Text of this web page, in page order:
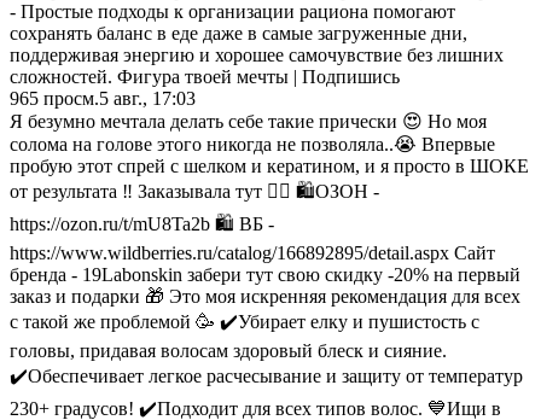
- Простые подходы к организации рациона помогают
сохранять баланс в еде даже в самые загруженные дни,
поддерживая энергию и хорошее самочувствие без лишних
сложностей. Фигура твоей мечты | Подпишись
965 просм.5 авг., 17:03
Я безумно мечтала делать себе такие прически 😍 Но моя
солома на голове этого никогда не позволяла..😭 Впервые
пробую этот спрей с шелком и кератином, и я просто в ШОКЕ
от результата ‼️ Заказывала тут 👇🏼 🛍️ОЗОН -
https://ozon.ru/t/mU8Ta2b 🛍️ ВБ -
https://www.wildberries.ru/catalog/166892895/detail.aspx Сайт
бренда - 19Labonskin забери тут свою скидку -20% на первый
заказ и подарки 🎁 Это моя искренняя рекомендация для всех
с такой же проблемой 🥳 ✔️Убирает елку и пушистость с
головы, придавая волосам здоровый блеск и сияние.
✔️Обеспечивает легкое расчесывание и защиту от температур
230+ градусов! ✔️Подходит для всех типов волос. 💙Ищи в